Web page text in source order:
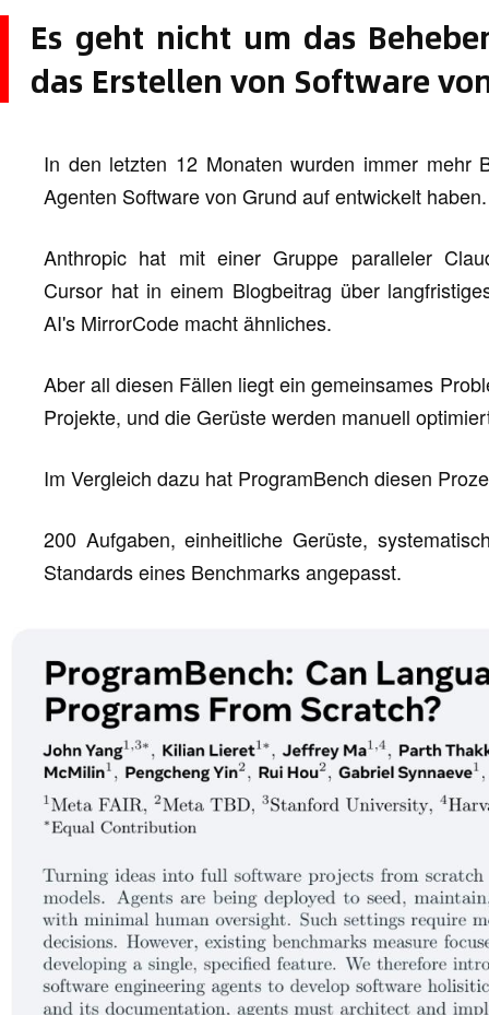
Es geht nicht um das
das Erstellen von Software
In den letzten 12 Monaten wurden immer mehr
Agenten Software von Grund auf entwickelt haben.
Anthropic hat mit einer Gruppe paralleler
Cursor hat in einem Blogbeitrag über
AI's MirrorCode macht ähnliches.
Aber all diesen Fällen liegt ein gemeinsames
Projekte, und die Gerüste werden manuell
Im Vergleich dazu hat ProgramBench diesen
200 Aufgaben, einheitliche Gerüste,
Standards eines Benchmarks angepasst.